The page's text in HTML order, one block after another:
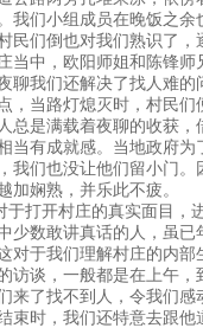
我们小组成员在晚饭之
民们倒也对我们熟识了
当中，欧阳师姐和陈锋
聊我们还解决了找人难
，当路灯熄灭时，村民
总是满载着夜聊的收获
当有成就感。当地政府
我们也没让他们留小门
加娴熟，并乐此不疲。
打开村庄的真实面目，
少数敢讲真话的人，虽
对于我们理解村庄的内
访谈，一般都是在上午
来了找不到人，令我们
束时，我们还特意去跟他